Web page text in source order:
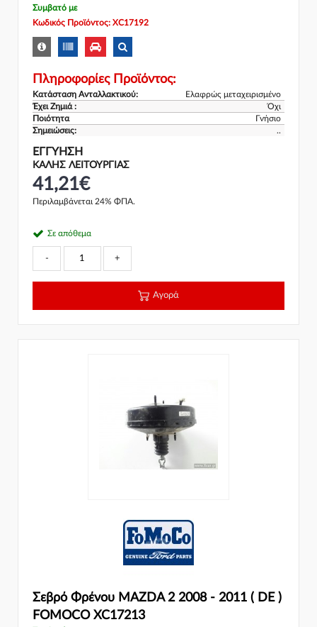
Συμβατό με
Κωδικός Προϊόντος: XC17192
Πληροφορίες Προϊόντος:
Κατάσταση Ανταλλακτικού:
Ελαφρώς μεταχειρισμένο
Έχει Ζημιά :
Όχι
Ποιότητα
Γνήσιο
Σημειώσεις:
..
ΕΓΓΎΗΣΗ
ΚΑΛΗΣ ΛΕΙΤΟΥΡΓΙΑΣ
41,21€
Περιλαμβάνεται 24% ΦΠΑ.
Σε απόθεμα
- +
Αγορά
Σεβρό Φρένου MAZDA 2 2008 - 2011 ( DE )
FOMOCO XC17213